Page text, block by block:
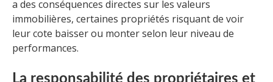
a des conséquences directes sur les valeurs
immobilières, certaines propriétés risquant de voir
leur cote baisser ou monter selon leur niveau de
performances.